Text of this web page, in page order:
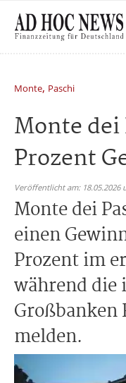
Monte, Paschi
Monte dei
Prozent
Veröffentlicht am:
Monte dei
einen
Prozent im
während die
Großbanken
melden.